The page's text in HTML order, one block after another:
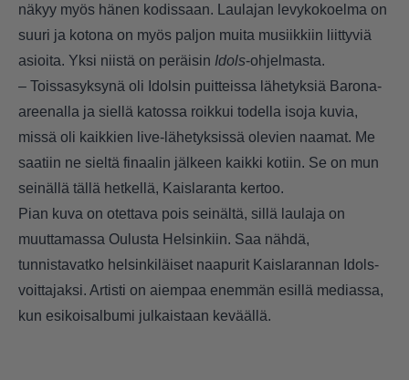
näkyy myös hänen kodissaan. Laulajan levykokoelma on
suuri ja kotona on myös paljon muita musiikkiin liittyviä
asioita. Yksi niistä on peräisin Idols-ohjelmasta.
– Toissasyksynä oli Idolsin puitteissa lähetyksiä Barona-
areenalla ja siellä katossa roikkui todella isoja kuvia,
missä oli kaikkien live-lähetyksissä olevien naamat. Me
saatiin ne sieltä finaalin jälkeen kaikki kotiin. Se on mun
seinällä tällä hetkellä, Kaislaranta kertoo.
Pian kuva on otettava pois seinältä, sillä laulaja on
muuttamassa Oulusta Helsinkiin. Saa nähdä,
tunnistavatko helsinkiläiset naapurit Kaislarannan Idols-
voittajaksi. Artisti on aiempaa enemmän esillä mediassa,
kun esikoisalbumi julkaistaan keväällä.